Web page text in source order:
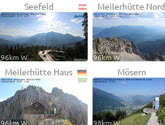
Seefeld
96km W
Meilerhütte Nord
96km W
Meilerhütte Haus
96km W
Mösern
98km W